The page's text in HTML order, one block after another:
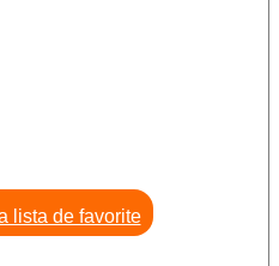
lista de favorite